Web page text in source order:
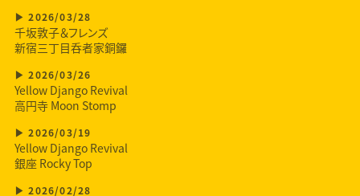
2026/03/28
千坂敦子＆フレンズ
新宿三丁目呑者家銅鑼
2026/03/26
Yellow Django Revival
高円寺 Moon Stomp
2026/03/19
Yellow Django Revival
銀座 Rocky Top
2026/02/28